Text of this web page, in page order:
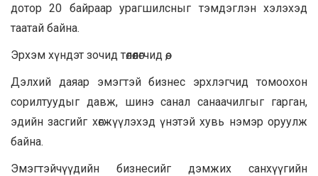
дотор 20 байраар урагшилсныг тэмдэглэн хэлэхэд
таатай байна.
Эрхэм хүндэт зочид төлөөлөгчид өө,
Дэлхий даяар эмэгтэй бизнес эрхлэгчид томоохон
сорилтуудыг давж, шинэ санал санаачилгыг гарган,
эдийн засгийг хөгжүүлэхэд үнэтэй хувь нэмэр оруулж
байна.
Эмэгтэйчүүдийн бизнесийг дэмжих санхүүгийн